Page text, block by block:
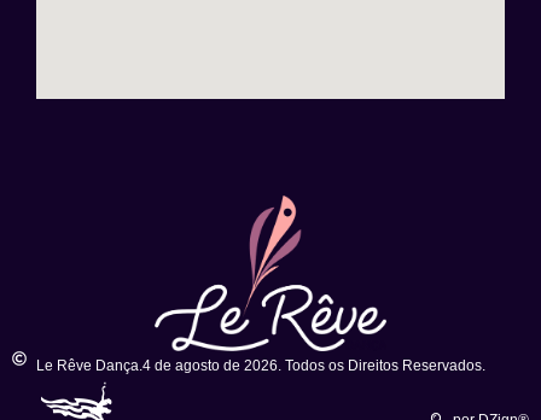
Le Rêve Dança.4 de agosto de 2026. Todos os Direitos Reservados.